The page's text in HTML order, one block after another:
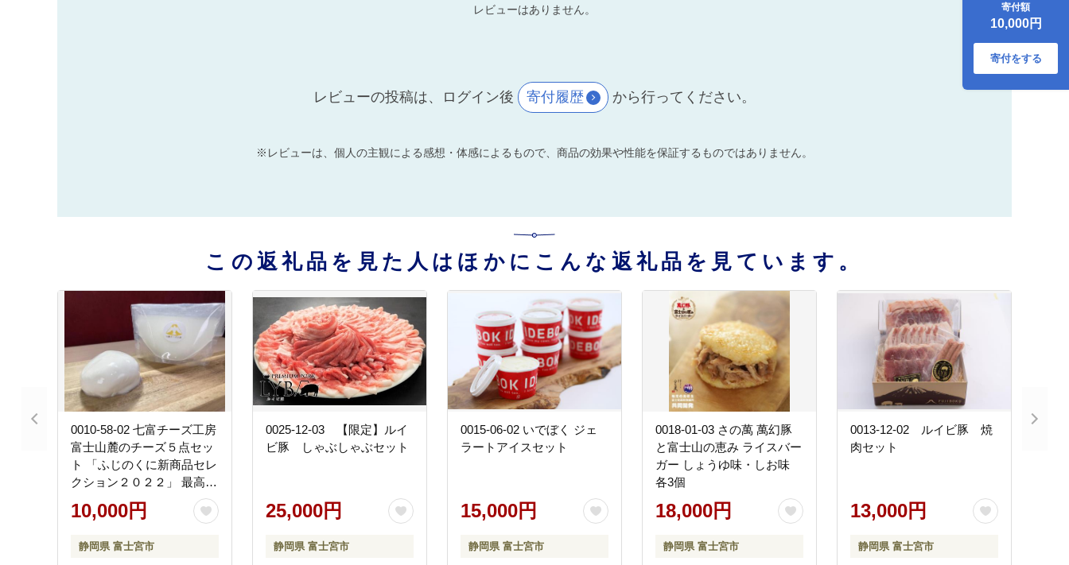
商品セレクション
２０２２」 最高金
賞受賞
寄付額
10,000円
寄付をする
レビューはありません。
レビューの投稿は、ログイン後 寄付履歴 から行ってください。
※レビューは、個人の主観による感想・体感によるもので、商品の効果や性能を保証するものではありません。
この返礼品を見た人はほかにこんな返礼品を見ています。
0010-58-02 七富チーズ工房
富士山麓のチーズ５点セッ
ト 「ふじのくに新商品セレ
クション２０２２」 最高金
10,000円
静岡県 富士宮市
0025-12-03 【限定】ルイ
ビ豚 しゃぶしゃぶセット
25,000円
静岡県 富士宮市
0015-06-02 いでぼく ジェ
ラートアイスセット
15,000円
静岡県 富士宮市
0018-01-03 さの萬 萬幻豚
と富士山の恵み ライスバー
ガー しょうゆ味・しお味
各3個
18,000円
静岡県 富士宮市
0013-12-02 ルイビ豚 焼
肉セット
13,000円
静岡県 富士宮市